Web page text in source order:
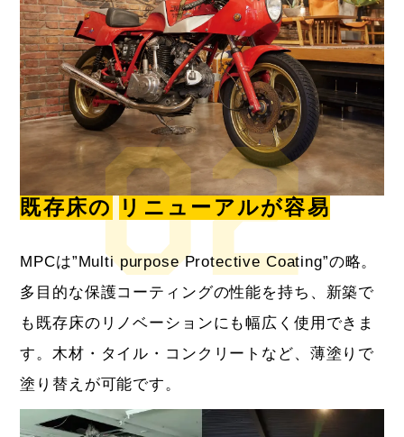
既存床の リニューアルが容易
MPCは”Multi purpose Protective Coating”の略。
多目的な保護コーティングの性能を持ち、新築で
も既存床のリノベーションにも幅広く使用できま
す。木材・タイル・コンクリートなど、薄塗りで
塗り替えが可能です。